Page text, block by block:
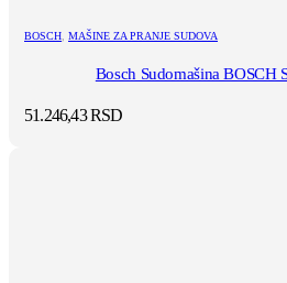
BOSCH MAŠINE ZA PRANJE SUDOVA
Bosch Sudomašina BOSCH
51.246,43RSD